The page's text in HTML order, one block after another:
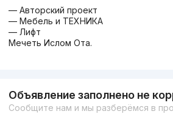
— Авторский проект
— Мебель и ТЕХНИКА
— Лифт
Мечеть Ислом Ота.
Объявление заполнено не
Сообщите нам и мы разберёмся в